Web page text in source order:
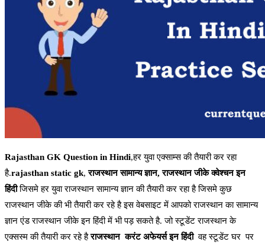
Rajasthan GK Question in Hindi,हर युवा एक्साम्स की तैयारी कर रहा
है.rajasthan static gk,राजस्थान सामान्य ज्ञान, राजस्थान जीके क्वेश्चन इन
हिंदीजिसमे हर युवा राजस्थान सामान्य ज्ञान की तैयारी कर रहा है जिसमे कुछ
राजस्थान जीके की भी तैयारी कर रहे है इस वेबसाइट में आपको राजस्थान का सामान्य
ज्ञान एंड राजस्थान जीके इन हिंदी में भी पड़ सकते है. जो स्टूडेंट राजस्थान के
एक्सस्म की तैयारी कर रहे हैराजस्थान करंट अफेयर्स इन हिंदी वह स्टूडेंट घर पर